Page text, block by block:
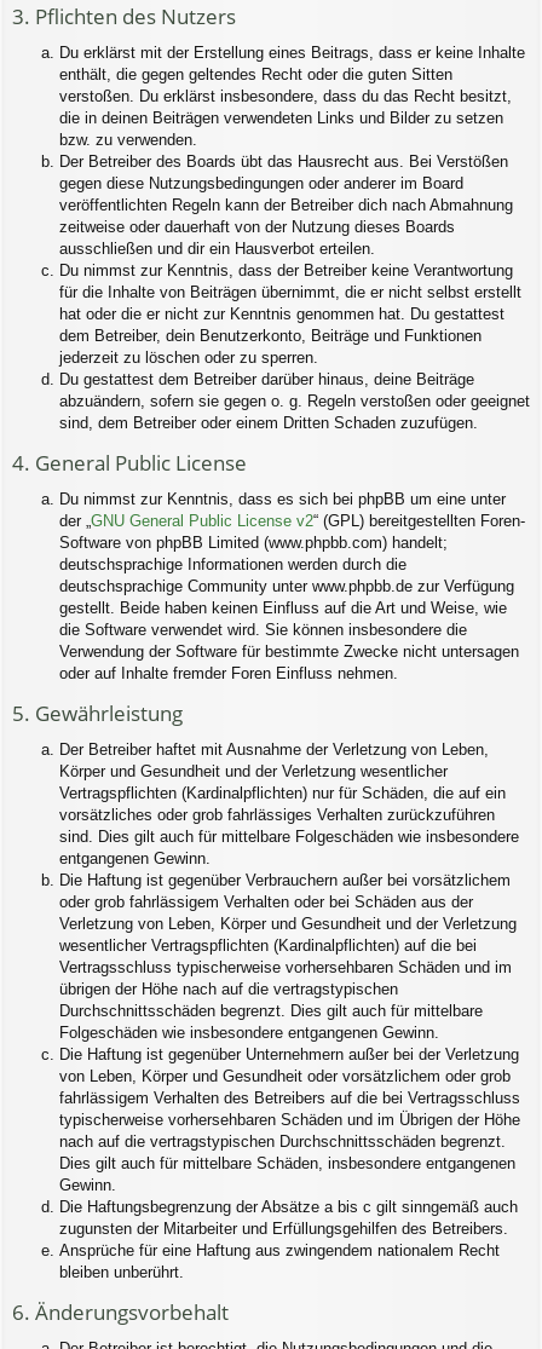
3. Pflichten des Nutzers
Du erklärst mit der Erstellung eines Beitrags, dass er keine Inhalte
enthält, die gegen geltendes Recht oder die guten Sitten
verstoßen. Du erklärst insbesondere, dass du das Recht besitzt,
die in deinen Beiträgen verwendeten Links und Bilder zu setzen
bzw. zu verwenden.
Der Betreiber des Boards übt das Hausrecht aus. Bei Verstößen
gegen diese Nutzungsbedingungen oder anderer im Board
veröffentlichten Regeln kann der Betreiber dich nach Abmahnung
zeitweise oder dauerhaft von der Nutzung dieses Boards
ausschließen und dir ein Hausverbot erteilen.
Du nimmst zur Kenntnis, dass der Betreiber keine Verantwortung
für die Inhalte von Beiträgen übernimmt, die er nicht selbst erstellt
hat oder die er nicht zur Kenntnis genommen hat. Du gestattest
dem Betreiber, dein Benutzerkonto, Beiträge und Funktionen
jederzeit zu löschen oder zu sperren.
Du gestattest dem Betreiber darüber hinaus, deine Beiträge
abzuändern, sofern sie gegen o. g. Regeln verstoßen oder geeignet
sind, dem Betreiber oder einem Dritten Schaden zuzufügen.
4. General Public License
Du nimmst zur Kenntnis, dass es sich bei phpBB um eine unter
der „GNU General Public License v2“ (GPL) bereitgestellten Foren-
Software von phpBB Limited (www.phpbb.com) handelt;
deutschsprachige Informationen werden durch die
deutschsprachige Community unter www.phpbb.de zur Verfügung
gestellt. Beide haben keinen Einfluss auf die Art und Weise, wie
die Software verwendet wird. Sie können insbesondere die
Verwendung der Software für bestimmte Zwecke nicht untersagen
oder auf Inhalte fremder Foren Einfluss nehmen.
5. Gewährleistung
Der Betreiber haftet mit Ausnahme der Verletzung von Leben,
Körper und Gesundheit und der Verletzung wesentlicher
Vertragspflichten (Kardinalpflichten) nur für Schäden, die auf ein
vorsätzliches oder grob fahrlässiges Verhalten zurückzuführen
sind. Dies gilt auch für mittelbare Folgeschäden wie insbesondere
entgangenen Gewinn.
Die Haftung ist gegenüber Verbrauchern außer bei vorsätzlichem
oder grob fahrlässigem Verhalten oder bei Schäden aus der
Verletzung von Leben, Körper und Gesundheit und der Verletzung
wesentlicher Vertragspflichten (Kardinalpflichten) auf die bei
Vertragsschluss typischerweise vorhersehbaren Schäden und im
übrigen der Höhe nach auf die vertragstypischen
Durchschnittsschäden begrenzt. Dies gilt auch für mittelbare
Folgeschäden wie insbesondere entgangenen Gewinn.
Die Haftung ist gegenüber Unternehmern außer bei der Verletzung
von Leben, Körper und Gesundheit oder vorsätzlichem oder grob
fahrlässigem Verhalten des Betreibers auf die bei Vertragsschluss
typischerweise vorhersehbaren Schäden und im Übrigen der Höhe
nach auf die vertragstypischen Durchschnittsschäden begrenzt.
Dies gilt auch für mittelbare Schäden, insbesondere entgangenen
Gewinn.
Die Haftungsbegrenzung der Absätze a bis c gilt sinngemäß auch
zugunsten der Mitarbeiter und Erfüllungsgehilfen des Betreibers.
Ansprüche für eine Haftung aus zwingendem nationalem Recht
bleiben unberührt.
6. Änderungsvorbehalt